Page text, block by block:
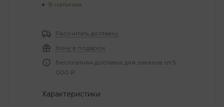
В наличии
Рассчитать доставку
Хочу в подарок
Бесплатная доставка для заказов от 5
000 ₽
Характеристики